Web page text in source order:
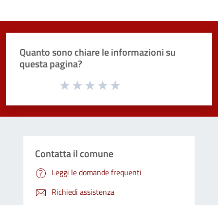
Quanto sono chiare le informazioni su
questa pagina?
Valuta da 1 a 5 stelle la pagina
Contatta il comune
Leggi le domande frequenti
Richiedi assistenza